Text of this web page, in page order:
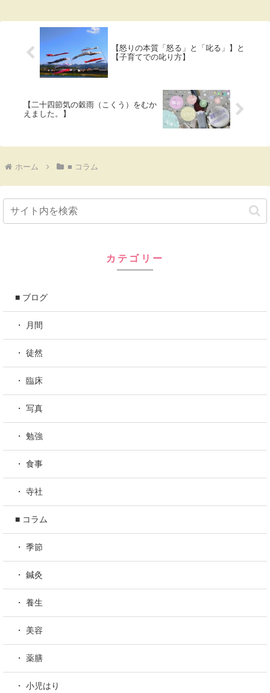
【怒りの本質「怒る」と「叱る」】と
【子育てでの叱り方】
【二十四節気の穀雨（こくう）をむか
えました。】
ホーム ■ コラム
カテゴリー
■ ブログ
・ 月間
・ 徒然
・ 臨床
・ 写真
・ 勉強
・ 食事
・ 寺社
■ コラム
・ 季節
・ 鍼灸
・ 養生
・ 美容
・ 薬膳
・ 小児はり